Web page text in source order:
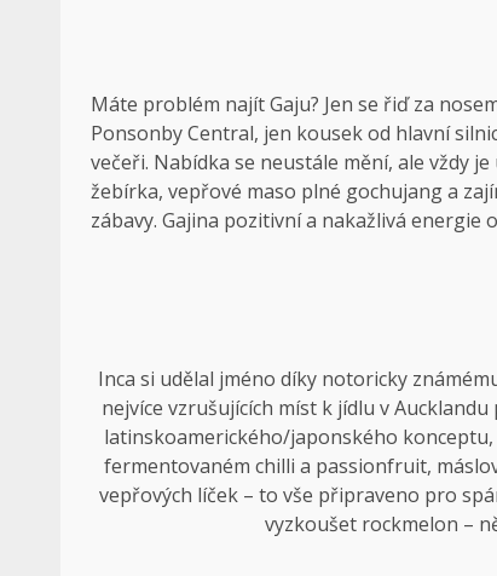
Máte problém najít Gaju? Jen se řiď za
Ponsonby Central, jen kousek od hlavní
večeři. Nabídka se neustále mění, ale vždy
žebírka, vepřové maso plné gochujang a
zábavy. Gajina pozitivní a nakažlivá energie
Inca si udělal jméno díky notoricky
nejvíce vzrušujících míst k jídlu v
latinskoamerického/japonského
fermentovaném chilli a passionfruit,
vepřových líček – to vše připraveno pro
vyzkoušet rockmelon –